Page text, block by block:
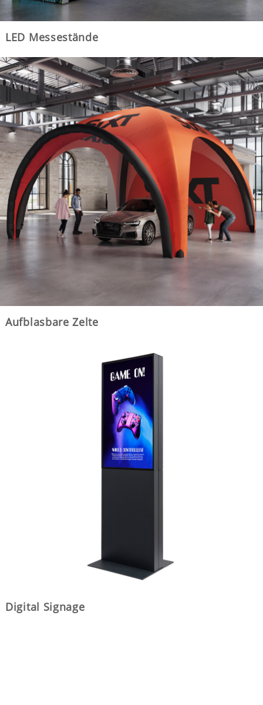
LED Messestände
Aufblasbare Zelte
Digital Signage